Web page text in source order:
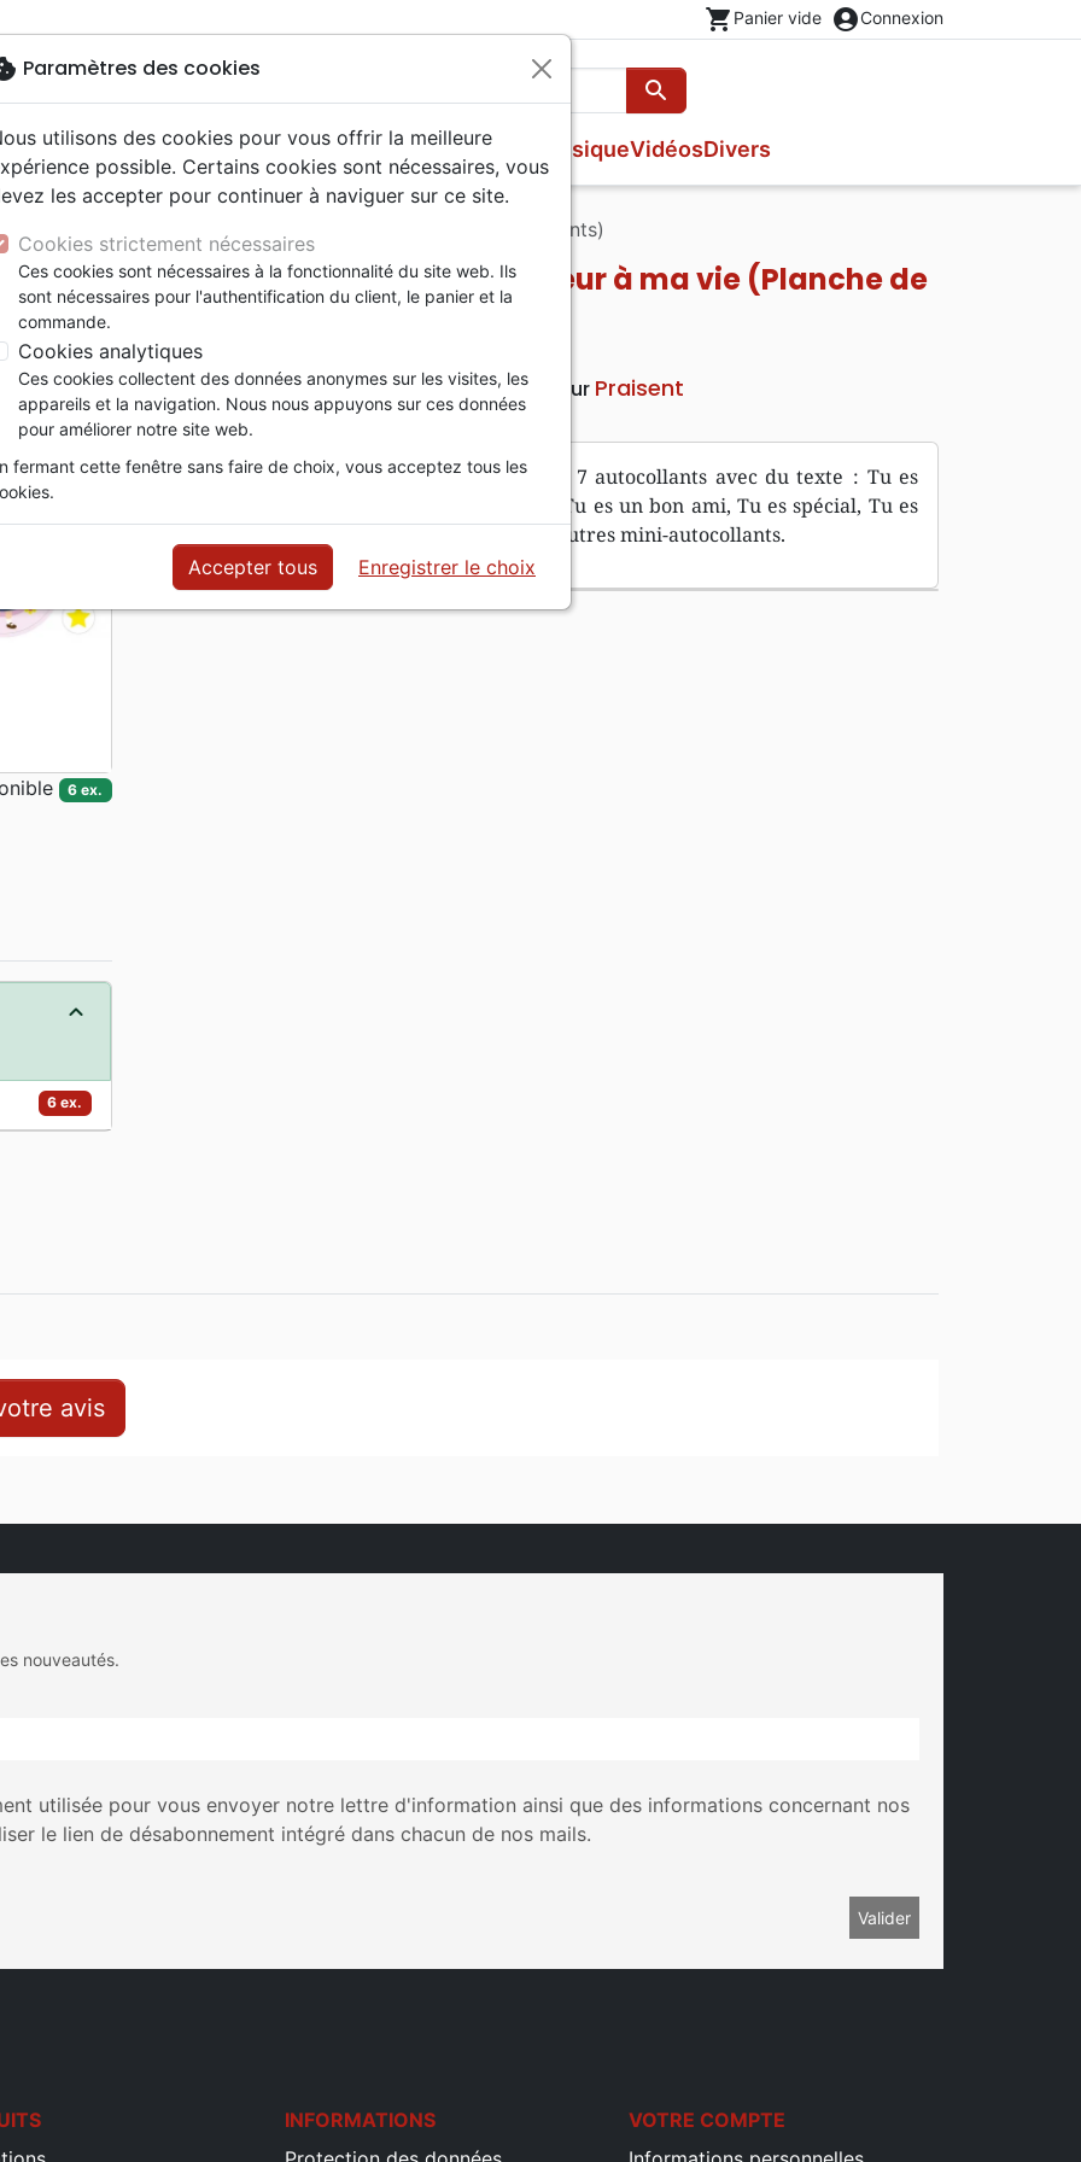
shopping_cart Panier vide account_circleConnexion
search
Rechercher
NouveautésBibles
courant / NFC
fondamental
Autres versions
Bibles d'étude
Bibles audio
Bibles gros caractères
Bibles autres langues
Bibles multilingues
Calendriers
autres langues
Livres
adoration
santé +
famille +
Messianique
+
bio
spirituel
Mission, évangélisation
Fin des temps
Personnages de la Bible
Création, évolution
Théâtre, saynettes
Livres néerlandais
Livres anglais
Jeunesse
6-9 ans
9-12 ans
jeunes
Enseignement jeunesse
Livres d'activités
Cadeaux Bébé
Enfants autres langues
Musique
enfant Recueils et partitions
Vidéos
DVD concert
Divers
cultuels
Croix/cadres
Porte clés
Posters
Bloc notes
Marque-page
Dieu donne de la couleur à ma vie (Planche de 14 autocollants)
Stickers Dieu donne de la couleur à ma vie (Planche de
14 autocollants)
PRAISENT
RéférencePRA71049 EAN3700318973993 Editeur Praisent
Description
Planche de 14 autocollants pour enfants, dont 7 autocollants avec du texte : Tu es
unique, Tu es merveilleuse, Tu es courageux, Tu es un bon ami, Tu es spécial, Tu es
aimée, Dieu donne de la couleur à ma vie et 7 autres mini-autocollants.
6 ex.
6 ex.
avis
nouveautés.
utilisée pour vous envoyer notre lettre d'information ainsi que des informations concernant nos
le lien de désabonnement intégré dans chacun de nos mails.
INFORMATIONS
VOTRE COMPTE
Paramètres des cookies
utilisons des cookies pour vous offrir la meilleure
possible. Certains cookies sont nécessaires, vous
les accepter pour continuer à naviguer sur ce site.
Cookies strictement nécessaires
Ces cookies sont nécessaires à la fonctionnalité du site web. Ils
sont nécessaires pour l'authentification du client, le panier et la
commande.
Cookies analytiques
Ces cookies collectent des données anonymes sur les visites, les
appareils et la navigation. Nous nous appuyons sur ces données
pour améliorer notre site web.
fermant cette fenêtre sans faire de choix, vous acceptez tous les
Accepter tous Enregistrer le choix